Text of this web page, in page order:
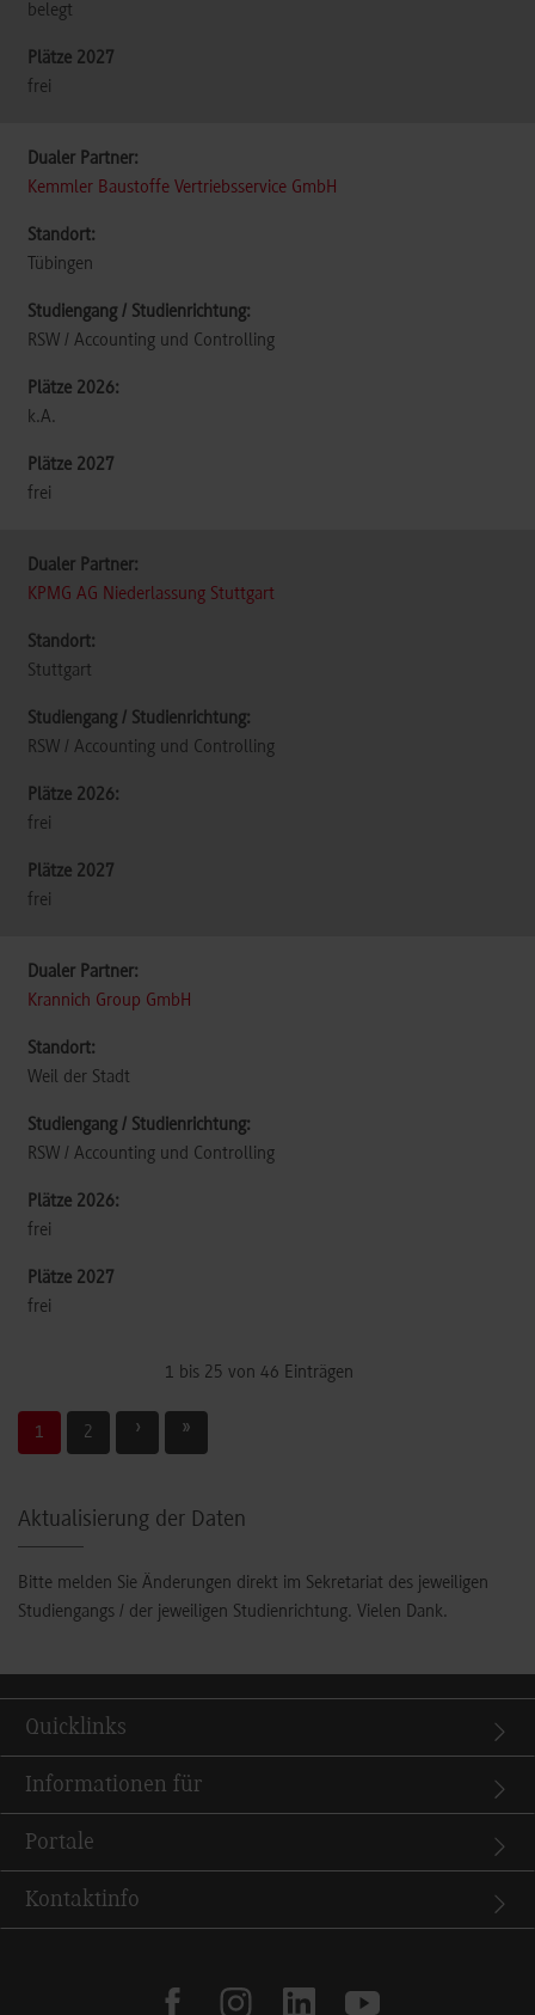
belegt
frei
Kemmler Baustoffe Vertriebsservice GmbH
Tübingen
RSW / Accounting und Controlling
k.A.
frei
KPMG AG Niederlassung Stuttgart
Stuttgart
RSW / Accounting und Controlling
frei
frei
Krannich Group GmbH
Weil der Stadt
RSW / Accounting und Controlling
frei
frei
1 bis 25 von 46 Einträgen
1 2
Aktualisierung der Daten
Bitte melden Sie Änderungen direkt im Sekretariat des jeweiligen
Studiengangs / der jeweiligen Studienrichtung. Vielen Dank.
Quicklinks
Informationen für
Portale
Kontaktinfo
facebookinstagramlinkedinyoutube